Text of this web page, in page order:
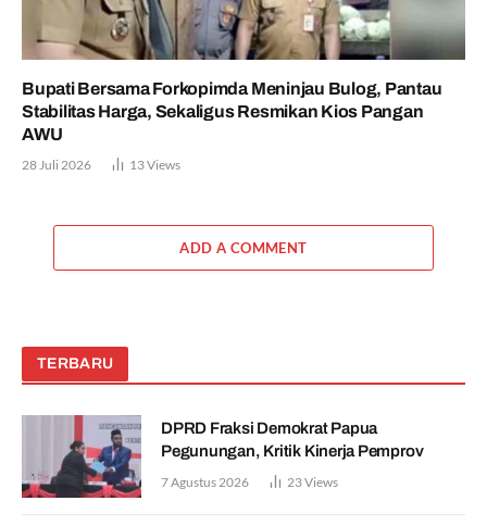
Bupati Bersama Forkopimda Meninjau Bulog, Pantau
Stabilitas Harga, Sekaligus Resmikan Kios Pangan
AWU
28 Juli 2026 13Views
ADD A COMMENT
TERBARU
DPRD Fraksi Demokrat Papua
Pegunungan, Kritik Kinerja Pemprov
7 Agustus 2026 23Views